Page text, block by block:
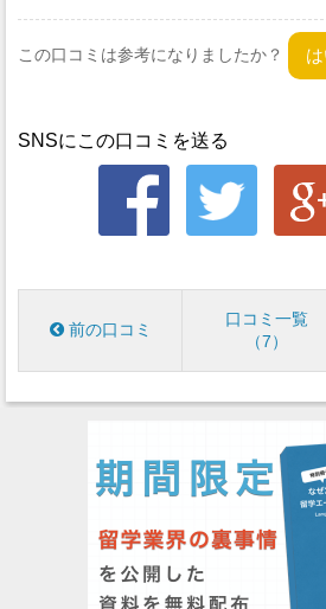
この口コミは参考になりましたか？
SNSにこの口コミを送る
前の口コミ
口コミ一覧
7